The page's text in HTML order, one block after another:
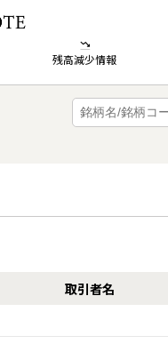
残高減少情報
取引者名